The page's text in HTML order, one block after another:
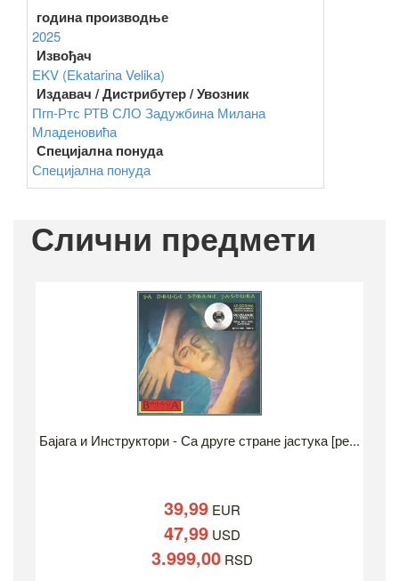
година производње
2025
Извођач
EKV (Ekatarina Velika)
Издавач / Дистрибутер / Увозник
Пгп-Ртс РТВ СЛО Задужбина Милана
Младеновића
Специјална понуда
Специјална понуда
Слични предмети
Бајага и Инструктори - Са друге стране јастука [ре...
39,99EUR
47,99USD
3.999,00RSD